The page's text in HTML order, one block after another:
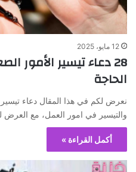
12 مايو، 2025
28 دعاء تيسير
الحاجة
نعرض لكم في هذا المقال دعاء تيسير
والتيسير في امور العمل، مع العرض
أكمل القراءة »